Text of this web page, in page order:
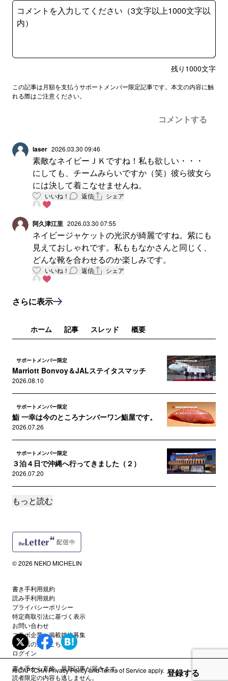
残り 1000文字
この記事は月額を支払うサポートメンバー限定記事です。本文の内容に触
れる際はご注意ください。
コメントする
laser 2026.03.30 09:46
素敵なネイビーＪＫですね！私も欲しい・・・
にしても、チームみらいですか（笑）彼ら彼女ら
には決して着こなせませんね。
いいね！ 返信 シェア
阿久津江里 2026.03.30 07:55
ネイビージャケットの光沢が綺麗ですね。紫にも
見えておしゃれです。私ももなかさんと同じく、
どんな靴を合わせるのか楽しみです。
いいね！ 返信 シェア
さらに表示
ホーム 記事 スレッド 概要
サポートメンバー限定
Marriott Bonvoy＆JALステイタスマッチ
2026.08.10
サポートメンバー限定
鮨 一幸は今のところナンバーワン鮨屋です。
2026.07.26
サポートメンバー限定
３泊４日で沖縄へ行ってきました（２）
2026.07.20
サポートメンバー限定
サポートメンバー限定
た
サポートメンバー限定
卵焼きは甘くないと嫌です。
2026.06.22
誰でも
5月11日20:00〜第13回「野蛮人放送局」です
2026.06.10
もっと読む
書き手から直接、最新記事が届きます。
読者限定の内容も逃しません。
登録する
© 2026 NEKO MICHELIN
書き手利用規約
読み手利用規約
プライバシーポリシー
特定商取引法に基づく表示
お問い合わせ
コラボ企業・掲載媒体募集
代理店の方はこちら
ログイン
reCAPTCHAPrivacy PolicyandTerms of Serviceapply.